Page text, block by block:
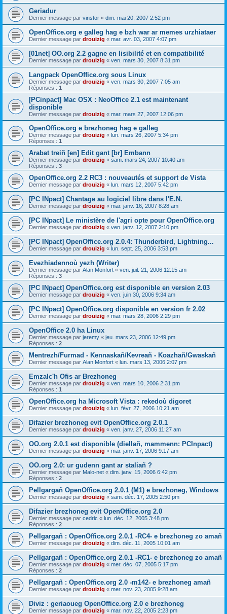
Geriadur
Dernier message par vinstor « dim. mai 20, 2007 2:52 pm
OpenOffice.org e galleg hag e bzh war ar memes urzhiataer
Dernier message par drouizig « mar. avr. 03, 2007 4:07 pm
[01net] OO.org 2.2 gagne en lisibilité et en compatibilité
Dernier message par drouizig « ven. mars 30, 2007 8:31 pm
Langpack OpenOffice.org sous Linux
Dernier message par drouizig « ven. mars 30, 2007 7:05 am
Réponses : 1
[PCinpact] Mac OSX : NeoOffice 2.1 est maintenant
disponible
Dernier message par drouizig « mar. mars 27, 2007 12:06 pm
OpenOffice.org e brezhoneg hag e galleg
Dernier message par drouizig « lun. mars 26, 2007 5:34 pm
Réponses : 1
Arabat treiñ [en] Edit gant [br] Embann
Dernier message par drouizig « sam. mars 24, 2007 10:40 am
Réponses : 3
OpenOffice.org 2.2 RC3 : nouveautés et support de Vista
Dernier message par drouizig « lun. mars 12, 2007 5:42 pm
[PC INpact] Chantage au logiciel libre dans l'E.N.
Dernier message par drouizig « mar. janv. 16, 2007 8:28 am
[PC INpact] Le ministère de l'agri opte pour OpenOffice.org
Dernier message par drouizig « ven. janv. 12, 2007 2:10 pm
[PC INpact] OpenOffice.org 2.0.4: Thunderbird, Lightning...
Dernier message par drouizig « lun. sept. 25, 2006 3:53 pm
Evezhiadennoù yezh (Writer)
Dernier message par Alan Monfort « ven. juil. 21, 2006 12:15 am
Réponses : 3
[PC INpact] OpenOffice.org est disponible en version 2.03
Dernier message par drouizig « ven. juin 30, 2006 9:34 am
[PC INpact] OpenOffice.org disponible en version fr 2.02
Dernier message par drouizig « mar. mars 28, 2006 2:29 pm
OpenOffice 2.0 ha Linux
Dernier message par jeremy « jeu. mars 23, 2006 12:49 pm
Réponses : 2
Mentrezh/Furmad - Kennaskañ/Kevreañ - Koazhañ/Gwaskañ
Dernier message par Alan Monfort « lun. mars 13, 2006 2:07 pm
Emzalc'h Ofis ar Brezhoneg
Dernier message par drouizig « ven. mars 10, 2006 2:31 pm
Réponses : 1
OpenOffice.org ha Microsoft Vista : rekedoù digoret
Dernier message par drouizig « lun. févr. 27, 2006 10:21 am
Difazier brezhoneg evit OpenOffice.org 2.0.1
Dernier message par drouizig « ven. janv. 27, 2006 11:27 am
OO.org 2.0.1 est disponible (diellañ, mammenn: PCInpact)
Dernier message par drouizig « mar. janv. 17, 2006 9:17 am
OO.org 2.0: ur gudenn gant ar staliañ ?
Dernier message par Malo-net « dim. janv. 15, 2006 6:42 pm
Réponses : 2
Pellgargañ OpenOffice.org 2.0.1 (M1) e brezhoneg, Windows
Dernier message par drouizig « sam. déc. 17, 2005 2:50 pm
Difazier brezhoneg evit OpenOffice.org 2.0
Dernier message par cedric « lun. déc. 12, 2005 3:48 pm
Réponses : 2
Pellgargañ : OpenOffice.org 2.0.1 -RC4- e brezhoneg zo amañ
Dernier message par drouizig « dim. déc. 11, 2005 10:01 am
Pellgargañ : OpenOffice.org 2.0.1 -RC1- e brezhoneg zo amañ
Dernier message par drouizig « mer. déc. 07, 2005 5:17 pm
Réponses : 2
Pellgargañ : OpenOffice.org 2.0 -m142- e brezhoneg amañ
Dernier message par drouizig « mer. nov. 23, 2005 9:28 am
Diviz : geriaoueg OpenOffice.org 2.0 e brezhoneg
Dernier message par drouizig « mar. nov. 22, 2005 2:23 pm